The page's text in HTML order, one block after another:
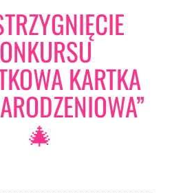
KARTKA
🎄